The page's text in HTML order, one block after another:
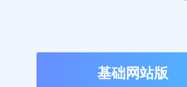
基础网站版